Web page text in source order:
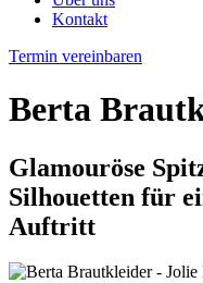
Kontakt
Termin vereinbaren
Berta
Glamouröse
Silhouetten für
Auftritt